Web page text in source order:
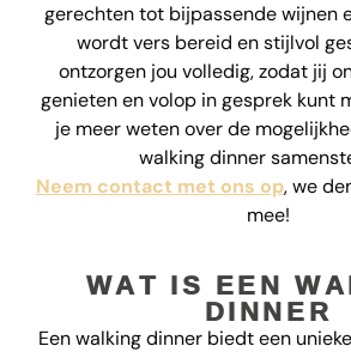
gerechten tot bijpassende wijnen
wordt vers bereid en stijlvol
ontzorgen jou volledig, zodat jij
genieten en volop in gesprek kunt
je meer weten over de
walking dinner
Neem contact met ons op, we
mee!
WAT IS EEN
DINNER
Een walking dinner biedt een